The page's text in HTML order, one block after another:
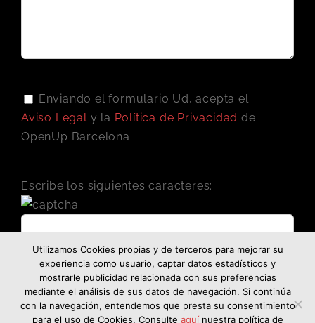
Enviando el formulario Ud, acepta el
Aviso Legal y la Política de Privacidad de
OpenUp Barcelona.
Escribe los siguientes caracteres:
Utilizamos Cookies propias y de terceros para mejorar su
experiencia como usuario, captar datos estadísticos y
mostrarle publicidad relacionada con sus preferencias
mediante el análisis de sus datos de navegación. Si continúa
con la navegación, entendemos que presta su consentimiento
para el uso de Cookies. Consulte aquínuestra política de